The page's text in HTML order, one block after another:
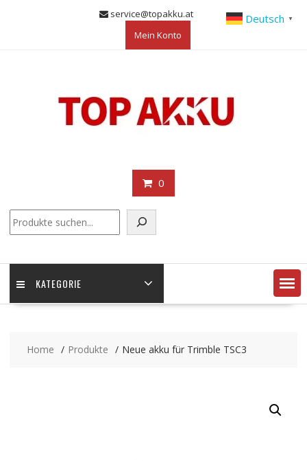
service@topakku.at
Mein Konto
0
KATEGORIE
Home Produkte Neue akku für Trimble TSC3
Deutsch ▼